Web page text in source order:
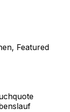
Featured